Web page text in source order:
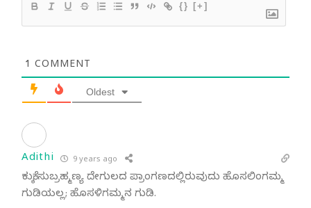
{} [+]
1 COMMENT
Oldest
Adithi 9 years ago
ಕುಕ್ಕೆ ಸುಬ್ರಹ್ಮಣ್ಯ ದೇಗುಲದ ಪ್ರಾಂಗಣದಲ್ಲಿರುವುದು ಹೊಸಲಿಂಗಮ್ಮ
ಗುಡಿಯಲ್ಲ; ಹೊಸಳಿಗಮ್ಮನ ಗುಡಿ.